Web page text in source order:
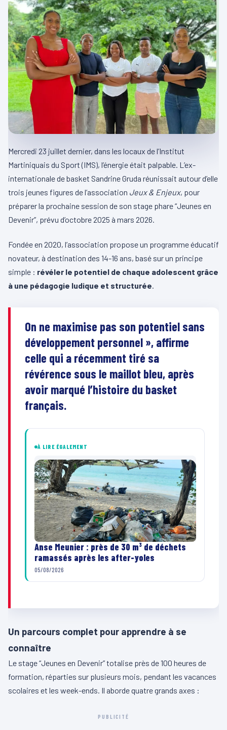
Mercredi 23 juillet dernier, dans les locaux de l’Institut
Martiniquais du Sport (IMS), l’énergie était palpable. L’ex-
internationale de basket Sandrine Gruda réunissait autour d’elle
trois jeunes figures de l’association Jeux & Enjeux, pour
préparer la prochaine session de son stage phare “Jeunes en
Devenir”, prévu d’octobre 2025 à mars 2026.
Fondée en 2020, l’association propose un programme éducatif
novateur, à destination des 14-16 ans, basé sur un principe
simple : révéler le potentiel de chaque adolescent grâce
à une pédagogie ludique et structurée.
On ne maximise pas son potentiel sans
développement personnel », affirme
celle qui a récemment tiré sa
révérence sous le maillot bleu, après
avoir marqué l’histoire du basket
français.
À LIRE ÉGALEMENT
Anse Meunier : près de 30 m³ de déchets
ramassés après les after-yoles
05/08/2026
Un parcours complet pour apprendre à se
connaître
Le stage “Jeunes en Devenir” totalise près de 100 heures de
formation, réparties sur plusieurs mois, pendant les vacances
scolaires et les week-ends. Il aborde quatre grands axes :
PUBLICITÉ